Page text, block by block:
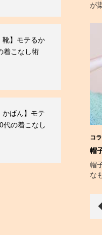
靴】モテるか
着こなし術
かばん】モテ
代の着こなし
が
コ
帽
帽
な